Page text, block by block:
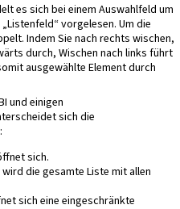
es sich bei einem Auswahlfeld um
vorgelesen. Um die
Indem Sie nach rechts wischen,
durch, Wischen nach links führt
ausgewählte Element durch
und einigen
sich die
sich.
die gesamte Liste mit allen
sich eine eingeschränkte